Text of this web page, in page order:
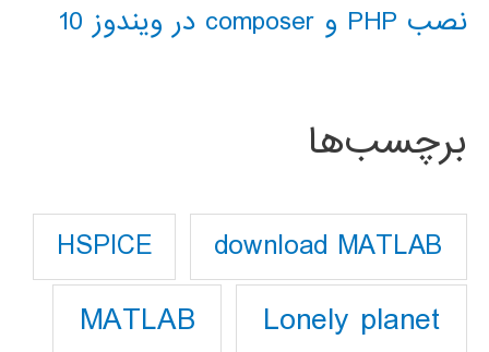
نصب PHP و composer در ویندوز 10
برچسب‌ها
download MATLAB
HSPICE
Lonely planet
MATLAB